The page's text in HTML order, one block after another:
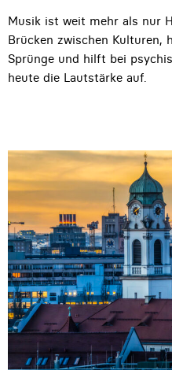
Musik ist weit mehr als nur
Brücken zwischen Kulturen,
Sprünge und hilft bei
heute die Lautstärke auf.